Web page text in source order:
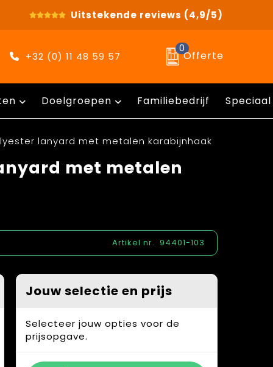
Uitstekende reviews (4,9/5)
+32 (0) 11 48 59 57
0
Offerte
Doelgroepen Familiebedrijf
lanyard met metalen karabijnhaak
met metalen
Artikel nr. 94401-103
Jouw selectie en prijs
Selecteer jouw opties voor de
prijsopgave.